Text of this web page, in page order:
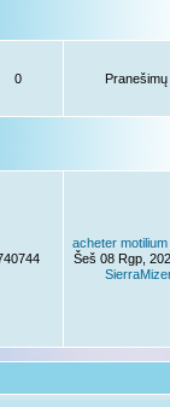
0
acheter motilium
Šeš 08 Rgp,